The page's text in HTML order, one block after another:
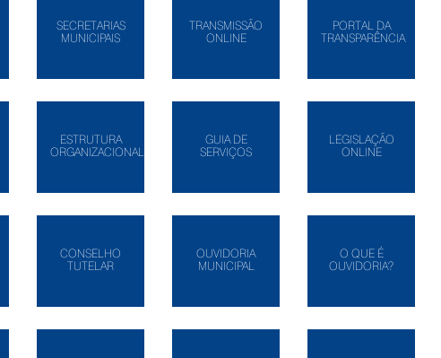
SECRETARIAS
MUNICIPAIS
TRANSMISSÃO
ONLINE
PORTAL DA
TRANSPARÊNCIA
ESTRUTURA
ORGANIZACIONAL
GUIA DE
SERVIÇOS
LEGISLAÇÃO
ONLINE
CONSELHO
TUTELAR
OUVIDORIA
MUNICIPAL
O QUE É
OUVIDORIA?